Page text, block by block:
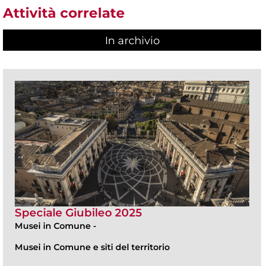
Attività correlate
In archivio
Speciale Giubileo 2025
Musei in Comune -
Musei in Comune e siti del territorio